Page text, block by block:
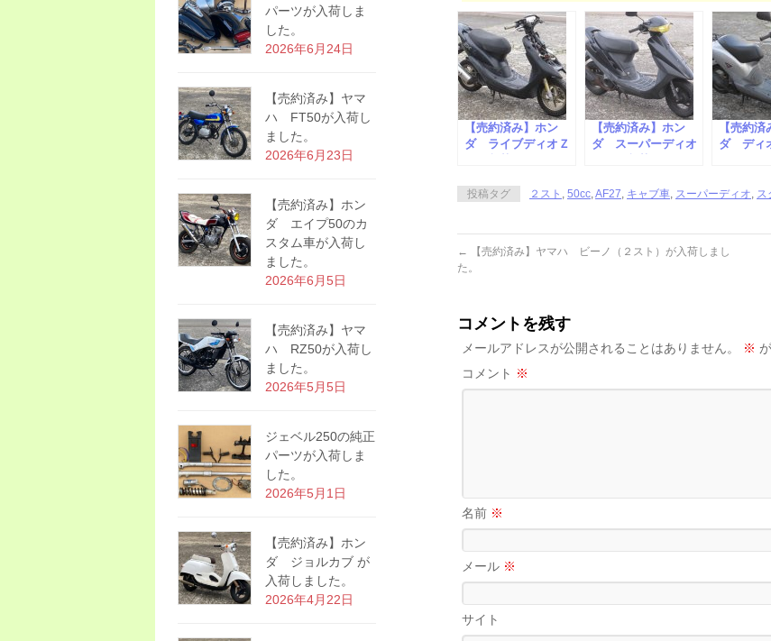
【売約済み】ホン
ダ ライブディオＺ
【売約済み】ホン
ダ スーパーディオ
【売約
ダ ディ
投稿タグ ２スト , 50cc,AF27, キャブ車, スーパーディオ, ス
←
【売約済み】ヤマハ ビーノ（２スト）が入荷しまし
た。
コメントを残す
メールアドレスが公開されることはありません。 ※
コメント ※
名前 ※
メール ※
サイト
パーツが入荷しま
した。
2026年6月24日
【売約済み】ヤマ
ハ FT50が入荷し
ました。
2026年6月23日
【売約済み】ホン
ダ エイプ50のカ
スタム車が入荷し
ました。
2026年6月5日
【売約済み】ヤマ
ハ RZ50が入荷し
ました。
2026年5月5日
ジェベル250の純正
パーツが入荷しま
した。
2026年5月1日
【売約済み】ホン
ダ ジョルカブ が
入荷しました。
2026年4月22日